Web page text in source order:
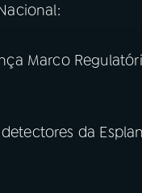
Marco
da